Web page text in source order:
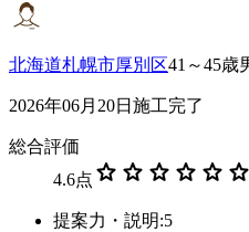
北海道札幌市厚別区41～45歳
2026年06月20日施工完了
総合評価
4.6点 star star star star star star
提案力・説明:5